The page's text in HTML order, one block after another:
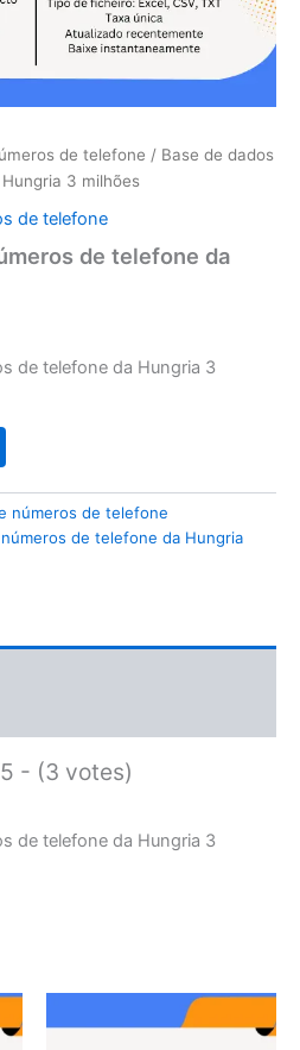
de telefone / Base de dados
3 milhões
de telefone
de telefone da
de telefone da Hungria 3
números de telefone
de telefone da Hungria
- (3 votes)
de telefone da Hungria 3